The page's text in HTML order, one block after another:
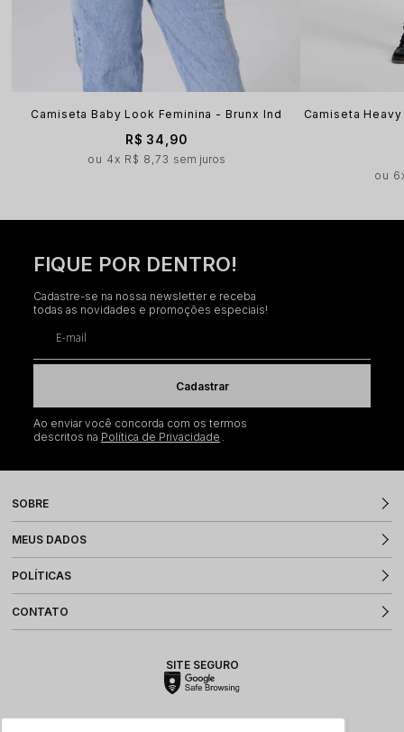
Camiseta Baby Look Feminina - Brunx Ind
R$ 34,90
4x R$ 8,73 sem juros
Camiseta
FIQUE POR DENTRO!
Cadastre-se na nossa newsletter e receba
todas as novidades e promoções especiais!
E-mail
Cadastrar
Ao enviar você concorda com os termos
descritos na Política de Privacidade
SOBRE
MEUS DADOS
POLÍTICAS
CONTATO
SITE SEGURO